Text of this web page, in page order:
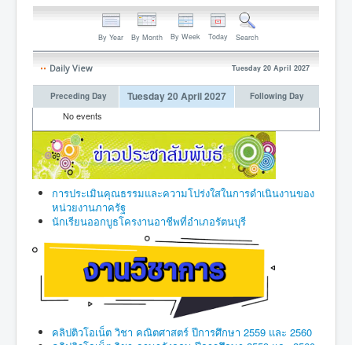
By Year By Month By Week Today Search
Daily View Tuesday 20 April 2027
Preceding Day Tuesday 20 April 2027 Following Day
No events
การประเมินคุณธรรมและความโปร่งใสในการดำเนินงานของ
หน่วยงานภาครัฐ
นักเรียนออกบูธโครงานอาชีพที่อำเภอรัตนบุรี
คลิปติวโอเน็ต วิชา คณิตศาสตร์ ปีการศึกษา 2559 และ 2560